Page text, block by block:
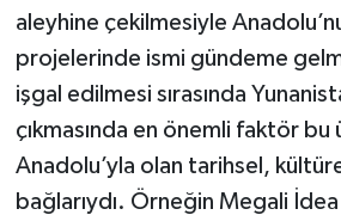
aleyhine çekilmesiyle
projelerinde ismi gündeme
işgal edilmesi sırasında
çıkmasında en önemli faktör bu
Anadolu’yla olan tarihsel,
bağlarıydı. Örneğin Megali